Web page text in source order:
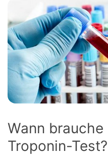
Wann brauche
Troponin-Test?